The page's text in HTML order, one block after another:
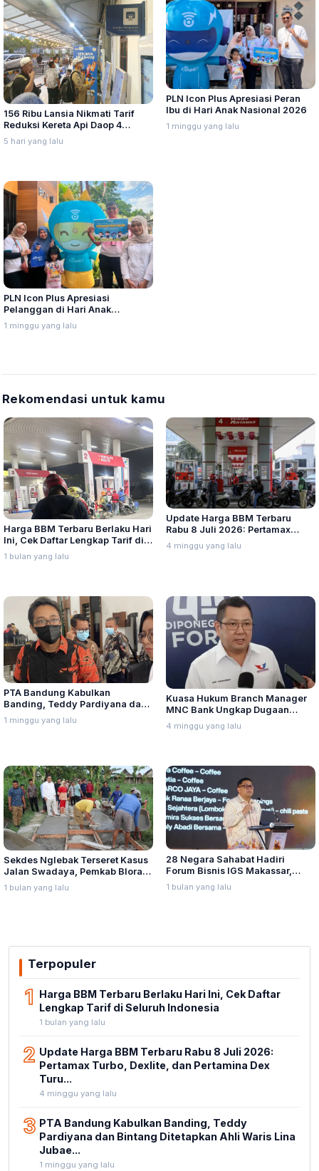
156 Ribu Lansia Nikmati Tarif
Reduksi Kereta Api Daop 4
Semarang
5 hari yang lalu
PLN Icon Plus Apresiasi Peran
Ibu di Hari Anak Nasional 2026
1 minggu yang lalu
PLN Icon Plus Apresiasi
Pelanggan di Hari Anak
Nasional 2026
1 minggu yang lalu
Rekomendasi untuk kamu
Harga BBM Terbaru Berlaku Hari
Ini, Cek Daftar Lengkap Tarif di
Seluruh Indonesia
1 bulan yang lalu
Update Harga BBM Terbaru
Rabu 8 Juli 2026: Pertamax
Turbo, Dexlite, dan Pertamina
Dex Turun
4 minggu yang lalu
PTA Bandung Kabulkan
Banding, Teddy Pardiyana dan
Bintang Ditetapkan Ahli Waris
Lina Jubaedah
1 minggu yang lalu
Kuasa Hukum Branch Manager
MNC Bank Ungkap Dugaan
Penganiayaan oleh Hary Tanoe
di MNC Towe
4 minggu yang lalu
Sekdes Nglebak Terseret Kasus
Jalan Swadaya, Pemkab Blora
Sebut Pendampingan Hukum
Bukan Kewenangannya
1 bulan yang lalu
28 Negara Sahabat Hadiri
Forum Bisnis IGS Makassar,
Munafri Tawarkan Investasi
Stadion Untia
1 bulan yang lalu
Terpopuler
1 Harga BBM Terbaru Berlaku Hari Ini, Cek Daftar
Lengkap Tarif di Seluruh Indonesia
1 bulan yang lalu
2 Update Harga BBM Terbaru Rabu 8 Juli 2026:
Pertamax Turbo, Dexlite, dan Pertamina Dex
Turu...
4 minggu yang lalu
3 PTA Bandung Kabulkan Banding, Teddy
Pardiyana dan Bintang Ditetapkan Ahli Waris Lina
Jubae...
1 minggu yang lalu